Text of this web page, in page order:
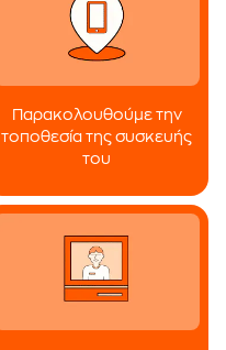
Παρακολουθούμε την
τοποθεσία της συσκευής
του